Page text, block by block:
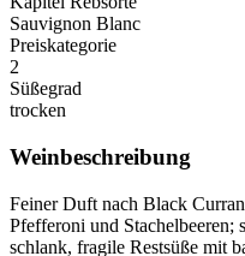
Sauvignon Blanc
Preiskategorie
2
Süßegrad
trocken
Weinbeschreibung
Feiner Duft nach Black
Pfefferoni und Stachelbeeren;
schlank, fragile Restsüße mit